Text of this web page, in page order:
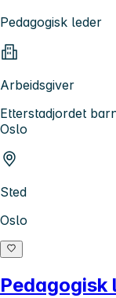
Pedagogisk leder
Arbeidsgiver
Etterstadjordet
Oslo
Sted
Oslo
Pedagogisk